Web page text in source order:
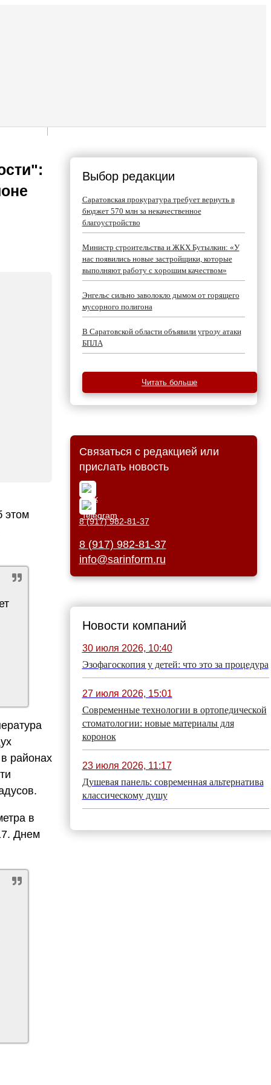
этом
районах
в
Днем
Выбор редакции
Саратовская прокуратура требует вернуть в
бюджет 570 млн за некачественное
благоустройство
Министр строительства и ЖКХ Бутылкин: «У
нас появились новые застройщики, которые
выполняют работу с хорошим качеством»
Энгельс сильно заволокло дымом от горящего
мусорного полигона
В Саратовской области объявили угрозу атаки
БПЛА
Читать больше
Связаться с редакцией или
прислать новость
8 (917) 982-81-37
8 (917) 982-81-37
info@sarinform.ru
Новости компаний
30 июля 2026, 10:40
Эзофагоскопия у детей: что это за процедура
27 июля 2026, 15:01
Современные технологии в ортопедической
стоматологии: новые материалы для
коронок
23 июля 2026, 11:17
Душевая панель: современная альтернатива
классическому душу